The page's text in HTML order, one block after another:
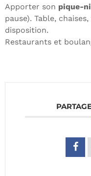
Apporter son pique-
pause). Table,
disposition.
Restaurants et